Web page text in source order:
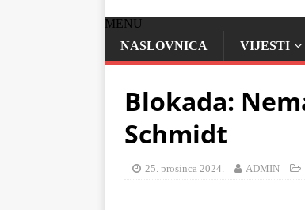
MENU
NASLOVNICA
VIJESTI
Blokada:
Schmidt
25. prosinca 2024. ADMIN